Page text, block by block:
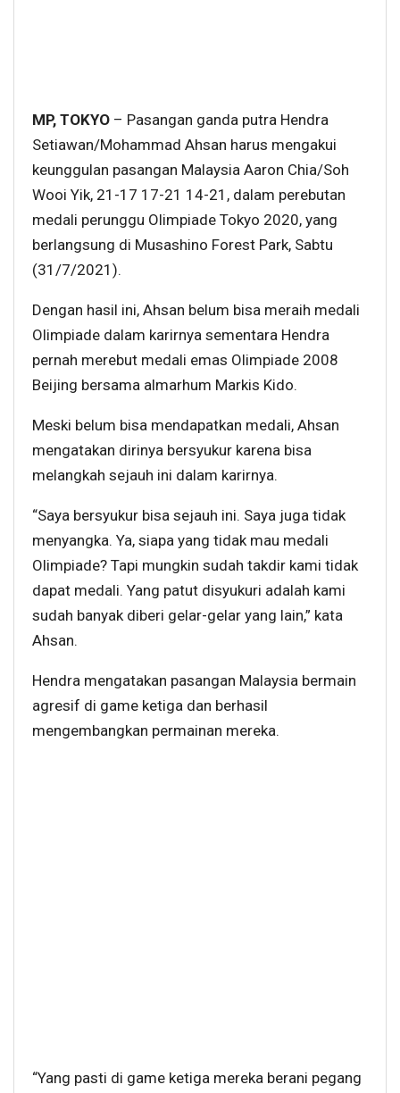
MP, TOKYO – Pasangan ganda putra Hendra
Setiawan/Mohammad Ahsan harus mengakui
keunggulan pasangan Malaysia Aaron Chia/Soh
Wooi Yik, 21-17 17-21 14-21, dalam perebutan
medali perunggu Olimpiade Tokyo 2020, yang
berlangsung di Musashino Forest Park, Sabtu
(31/7/2021).
Dengan hasil ini, Ahsan belum bisa meraih medali
Olimpiade dalam karirnya sementara Hendra
pernah merebut medali emas Olimpiade 2008
Beijing bersama almarhum Markis Kido.
Meski belum bisa mendapatkan medali, Ahsan
mengatakan dirinya bersyukur karena bisa
melangkah sejauh ini dalam karirnya.
“Saya bersyukur bisa sejauh ini. Saya juga tidak
menyangka. Ya, siapa yang tidak mau medali
Olimpiade? Tapi mungkin sudah takdir kami tidak
dapat medali. Yang patut disyukuri adalah kami
sudah banyak diberi gelar-gelar yang lain,” kata
Ahsan.
Hendra mengatakan pasangan Malaysia bermain
agresif di game ketiga dan berhasil
mengembangkan permainan mereka.
“Yang pasti di game ketiga mereka berani pegang